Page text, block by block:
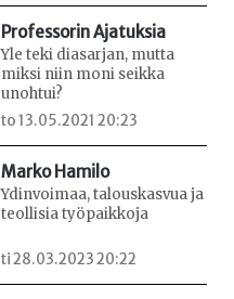
Professorin Ajatuksia
Yle teki diasarjan, mutta
miksi niin moni seikka
unohtui?
to 13.05.2021 20:23
Marko Hamilo
Ydinvoimaa, talouskasvua ja
teollisia työpaikkoja
ti 28.03.2023 20:22